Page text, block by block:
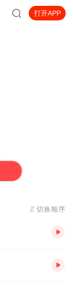
打开APP
切换顺序